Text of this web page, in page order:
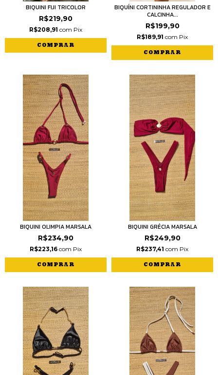
BIQUINI FIJI TRICOLOR
R$219,90
R$208,91 com Pix
COMPRAR
BIQUÍNI CORTININHA REGULADOR E
CALCINHA...
R$199,90
R$189,91 com Pix
COMPRAR
BIQUINI OLIMPIA MARSALA
R$234,90
R$223,16 com Pix
COMPRAR
BIQUINI GRÉCIA MARSALA
R$249,90
R$237,41 com Pix
COMPRAR